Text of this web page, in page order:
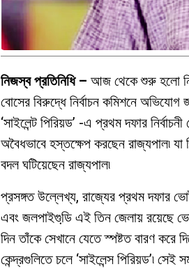
নিজস্ব প্রতিনিধি – আজ থেকে শুরু হলো
বোসের বিরুদ্ধে নির্বাচন কমিশনে
‘সাইলেন্ট পিরিয়ড’ -এ প্রথম দফার
অবৈধভাবে হস্তক্ষেপ করছেন রাজ্যপাল৷ যা
বদল ঘটিয়েছেন রাজ্যপাল৷
প্রসঙ্গত উল্লেখ্য, রাজ্যের প্রথম দফার
এবং জলপাইগুডি় এই তিন জেলায় রয়েছে
দিন তাঁকে সেখানে যেতে স্পষ্টত বারণ করে
কেন্দ্রগুলিতে চলে ‘সাইলেন্স পিরিয়ড’৷